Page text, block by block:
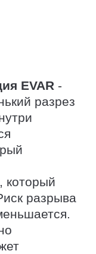
EVAR -
разрез
который
разрыва